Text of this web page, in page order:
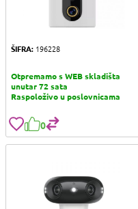
ŠIFRA: 196228
Otpremamo s WEB skladišta
unutar 72 sata
Raspoloživo u poslovnicama
0